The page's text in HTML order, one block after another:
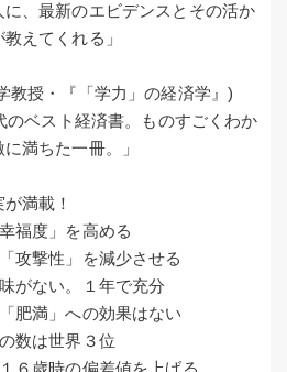
に、最新のエビデンスとその活か
えてくれる」
教授・『「学力」の経済学』)
のベスト経済書。ものすごくわか
満ちた一冊。」
満載！
福度」を高める
攻撃性」を減少させる
がない。１年で充分
肥満」への効果はない
数は世界３位